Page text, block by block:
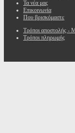
Τα νέα μας
Επικοινωνία
Που βρισκόμαστε
Τρόποι αποστολής -
Τρόποι πληρωμής